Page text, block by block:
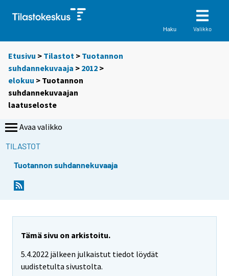
Haku Valikko
Etusivu > Tilastot > Tuotannon
suhdannekuvaaja > 2012 >
elokuu > Tuotannon
suhdannekuvaajan
laatuseloste
Avaa valikko
TILASTOT
Tuotannon suhdannekuvaaja
Tämä sivu on arkistoitu.
5.4.2022 jälkeen julkaistut tiedot löydät
uudistetulta sivustolta.